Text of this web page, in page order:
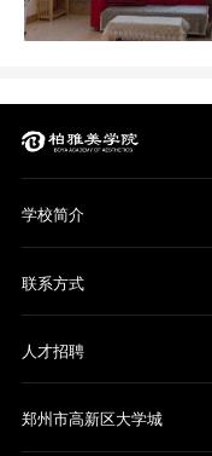
学校简介
联系方式
人才招聘
郑州市高新区大学城